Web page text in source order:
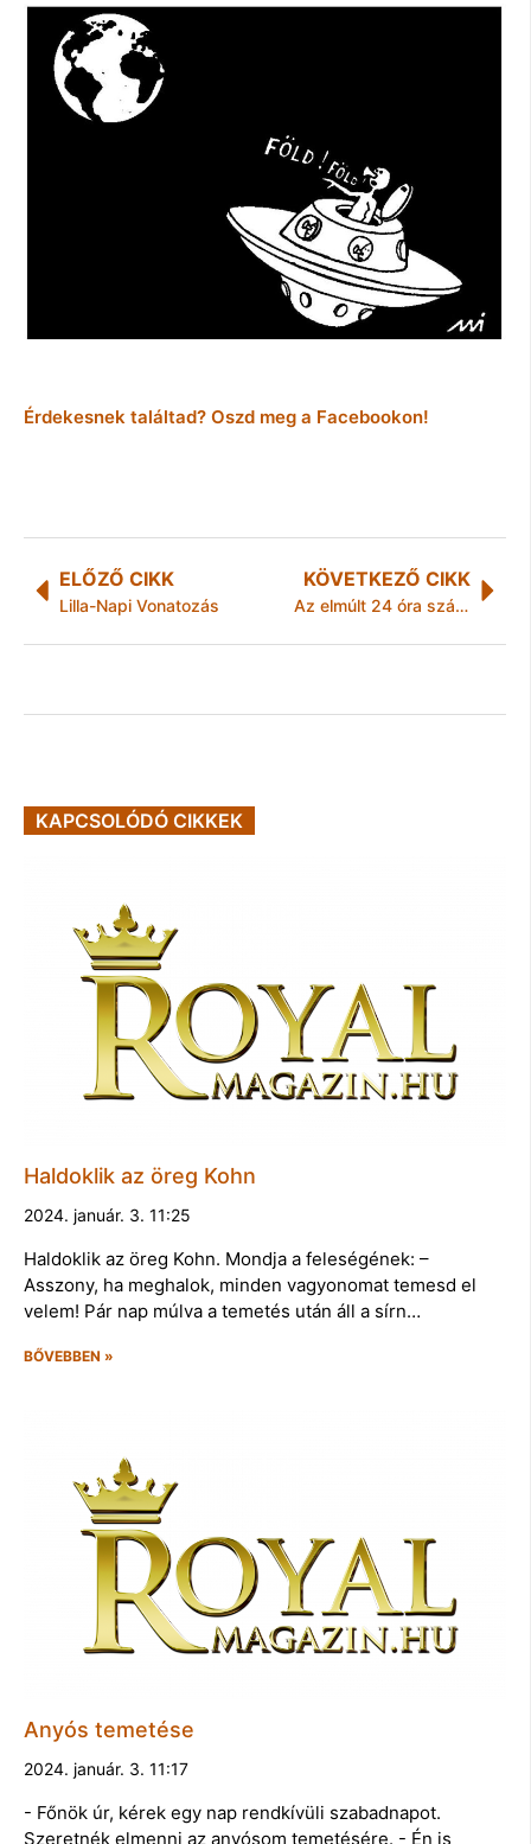
Érdekesnek találtad? Oszd meg a Facebookon!
ELŐZŐ CIKK
Lilla-Napi Vonatozás
KÖVETKEZŐ CIKK
Az elmúlt 24 óra számokban
KAPCSOLÓDÓ CIKKEK
Haldoklik az öreg Kohn
2024. január. 3. 11:25
Haldoklik az öreg Kohn. Mondja a feleségének: –
Asszony, ha meghalok, minden vagyonomat temesd el
velem! Pár nap múlva a temetés után áll a sírn…
BŐVEBBEN »
Anyós temetése
2024. január. 3. 11:17
- Főnök úr, kérek egy nap rendkívüli szabadnapot.
Szeretnék elmenni az anyósom temetésére. - Én is